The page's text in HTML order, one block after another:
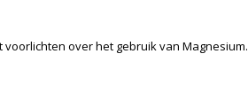
voorlichten over het gebruik van Magnesium.